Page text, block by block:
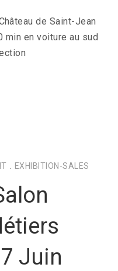
de Saint-Jean
min en voiture au sud
. EXHIBITION-SALES
Juin